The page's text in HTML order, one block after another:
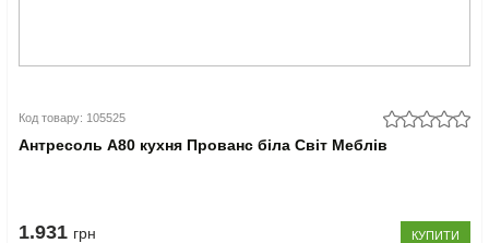
Код товару: 105525
Антресоль А80 кухня Прованс біла Світ Меблів
1.931 грн КУПИТИ